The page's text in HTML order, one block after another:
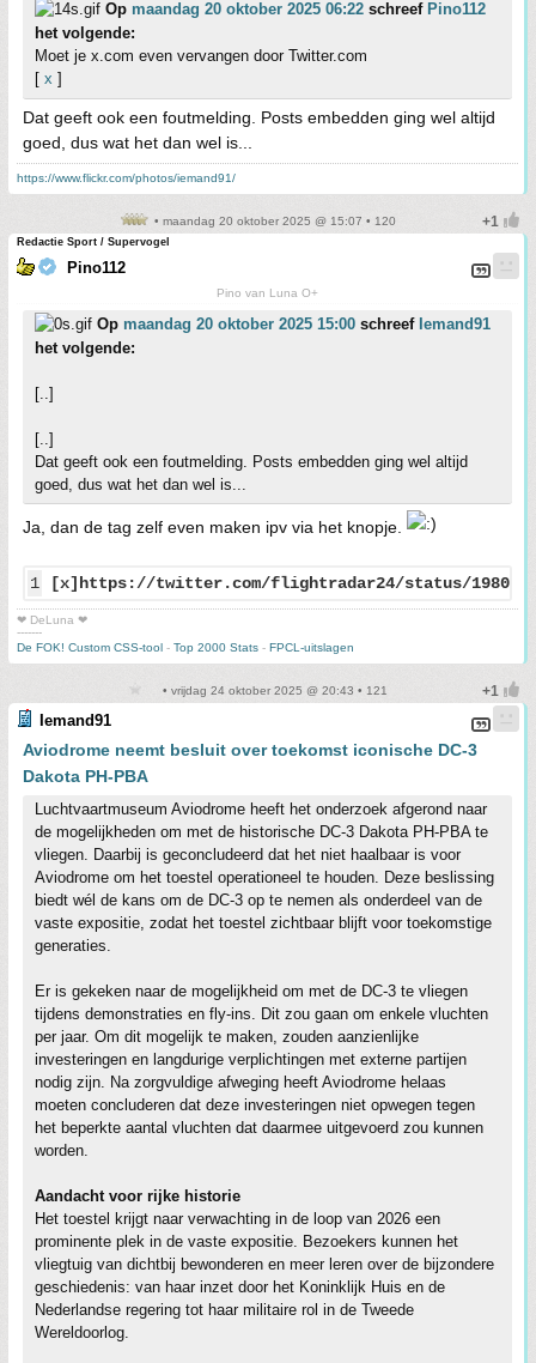
Op maandag 20 oktober 2025 06:22 schreef Pino112
het volgende:
Moet je x.com even vervangen door Twitter.com
[ x ]
Dat geeft ook een foutmelding. Posts embedden ging wel altijd
goed, dus wat het dan wel is...
https://www.flickr.com/photos/iemand91/
• maandag 20 oktober 2025 @ 15:07 • 120
Redactie Sport / Supervogel
Pino112
Pino van Luna O+
Op maandag 20 oktober 2025 15:00 schreef Iemand91
het volgende:
[..]
[..]
Dat geeft ook een foutmelding. Posts embedden ging wel altijd
goed, dus wat het dan wel is...
Ja, dan de tag zelf even maken ipv via het knopje.
1 [x]https://twitter.com/flightradar24/status/
❤ DeLuna ❤
-------
De FOK! Custom CSS-tool - Top 2000 Stats - FPCL-uitslagen
• vrijdag 24 oktober 2025 @ 20:43 • 121
Iemand91
Aviodrome neemt besluit over toekomst iconische DC-3
Dakota PH-PBA
Luchtvaartmuseum Aviodrome heeft het onderzoek afgerond naar
de mogelijkheden om met de historische DC-3 Dakota PH-PBA te
vliegen. Daarbij is geconcludeerd dat het niet haalbaar is voor
Aviodrome om het toestel operationeel te houden. Deze beslissing
biedt wél de kans om de DC-3 op te nemen als onderdeel van de
vaste expositie, zodat het toestel zichtbaar blijft voor toekomstige
generaties.
Er is gekeken naar de mogelijkheid om met de DC-3 te vliegen
tijdens demonstraties en fly-ins. Dit zou gaan om enkele vluchten
per jaar. Om dit mogelijk te maken, zouden aanzienlijke
investeringen en langdurige verplichtingen met externe partijen
nodig zijn. Na zorgvuldige afweging heeft Aviodrome helaas
moeten concluderen dat deze investeringen niet opwegen tegen
het beperkte aantal vluchten dat daarmee uitgevoerd zou kunnen
worden.
Aandacht voor rijke historie
Het toestel krijgt naar verwachting in de loop van 2026 een
prominente plek in de vaste expositie. Bezoekers kunnen het
vliegtuig van dichtbij bewonderen en meer leren over de bijzondere
geschiedenis: van haar inzet door het Koninklijk Huis en de
Nederlandse regering tot haar militaire rol in de Tweede
Wereldoorlog.